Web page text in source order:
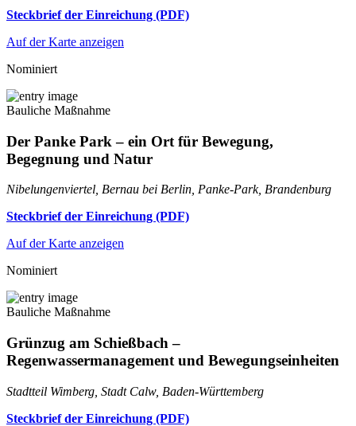
Steckbrief der Einreichung (PDF)
Auf der Karte anzeigen
Nominiert
Bauliche Maßnahme
Der Panke Park – ein Ort für Bewegung,
Begegnung und Natur
Nibelungenviertel, Bernau bei Berlin, Panke-Park, Brandenburg
Steckbrief der Einreichung (PDF)
Auf der Karte anzeigen
Nominiert
Bauliche Maßnahme
Grünzug am Schießbach –
Regenwassermanagement und Bewegungseinheiten
Stadtteil Wimberg, Stadt Calw, Baden-Württemberg
Steckbrief der Einreichung (PDF)